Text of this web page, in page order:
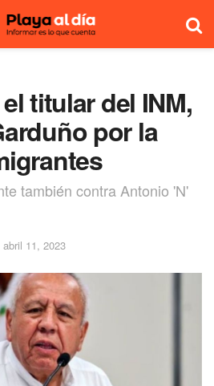
titular del INM,
por la
también contra Antonio 'N'
abril 11, 2023